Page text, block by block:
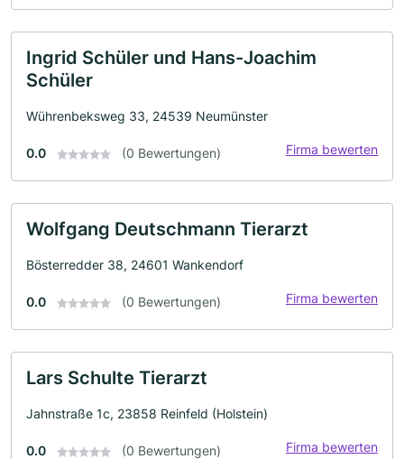
Ingrid Schüler und Hans-Joachim
Schüler
Wührenbeksweg 33, 24539 Neumünster
0.0 (0 Bewertungen) Firma bewerten
Wolfgang Deutschmann Tierarzt
Bösterredder 38, 24601 Wankendorf
0.0 (0 Bewertungen) Firma bewerten
Lars Schulte Tierarzt
Jahnstraße 1c, 23858 Reinfeld (Holstein)
0.0 (0 Bewertungen) Firma bewerten